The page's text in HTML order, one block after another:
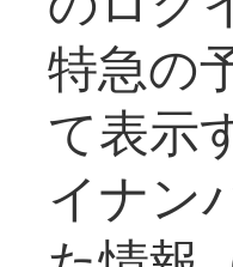
特急の
て表示
イナン